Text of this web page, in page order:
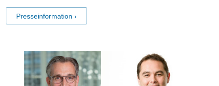
Presseinformation ›